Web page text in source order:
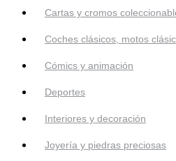
Cartas y cromos
Coches clásicos, motos
Cómics y animación
Deportes
Interiores y decoración
Joyería y piedras preciosas